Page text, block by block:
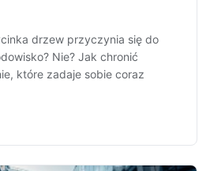
drzew przyczynia się do
Nie? Jak chronić
które zadaje sobie coraz